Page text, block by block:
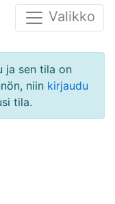
Valikko
ja sen tila on
niin kirjaudu
tila.